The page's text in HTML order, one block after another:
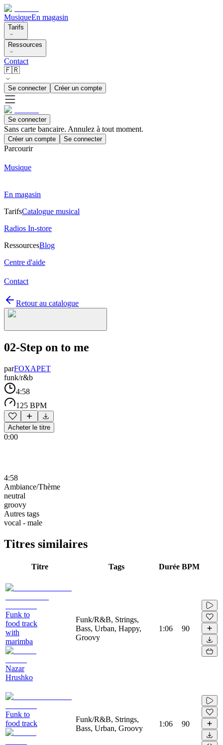
MusiqueEn magasin
Tarifs
Ressources
Contact
🇫🇷
Se connecter Créer un compte
Se connecter
Sans carte bancaire. Annulez à tout moment.
Créer un compte Se connecter
Parcourir
Musique
En magasin
TarifsCatalogue musical
Radios In-store
RessourcesBlog
Centre d'aide
Contact
Retour au catalogue
02-Step on to me
parFOXAPET
funk/r&b
4:58
125 BPM
Acheter le titre
0:00
4:58
Ambiance/Thème
neutral
groovy
Autres tags
vocal - male
Titres similaires
Titre Tags Durée BPM
Funk to
food track
with
marimba
Nazar
Hrushko
Funk/R&B, Strings,
Bass, Urban, Happy,
Groovy
1:06 90
Funk to
food track
Funk/R&B, Strings,
Bass, Urban, Groovy
1:06 90